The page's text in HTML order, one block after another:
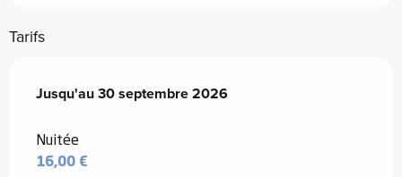
Tarifs
Du23 mai 2026au30 septembre 2026
Jusqu'au30 septembre 2026
Nuitée
16,00 €